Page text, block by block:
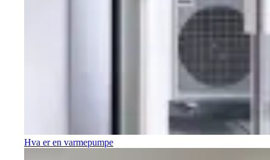
Hva er en varmepumpe